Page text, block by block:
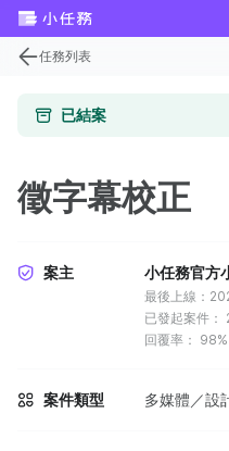
任務列表
已結案
徵字幕校正
案主 小任務官方
最後上線：
已發起案件：
回覆率： 98%
案件類型 多媒體／設